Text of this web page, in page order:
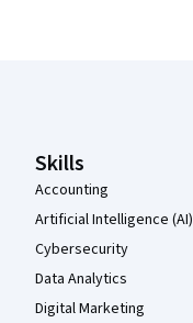
Skills
Accounting
Artificial Intelligence (AI)
Cybersecurity
Data Analytics
Digital Marketing